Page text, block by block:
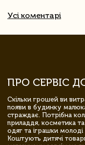
Усі коментарі
ПРО СЕРВІС
Скільки грошей ви
появи в будинку
страждає. Потрібна
приладдя, косметика
одяг та іграшки
Коштують дитячі